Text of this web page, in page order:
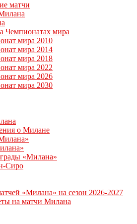
матчи
Чемпионатах мира
мира 2010
мира 2014
мира 2018
мира 2022
мира 2026
мира 2030
о Милане
«Милана»
Сиро
«Милана» на сезон 2026-2027
на матчи Милана